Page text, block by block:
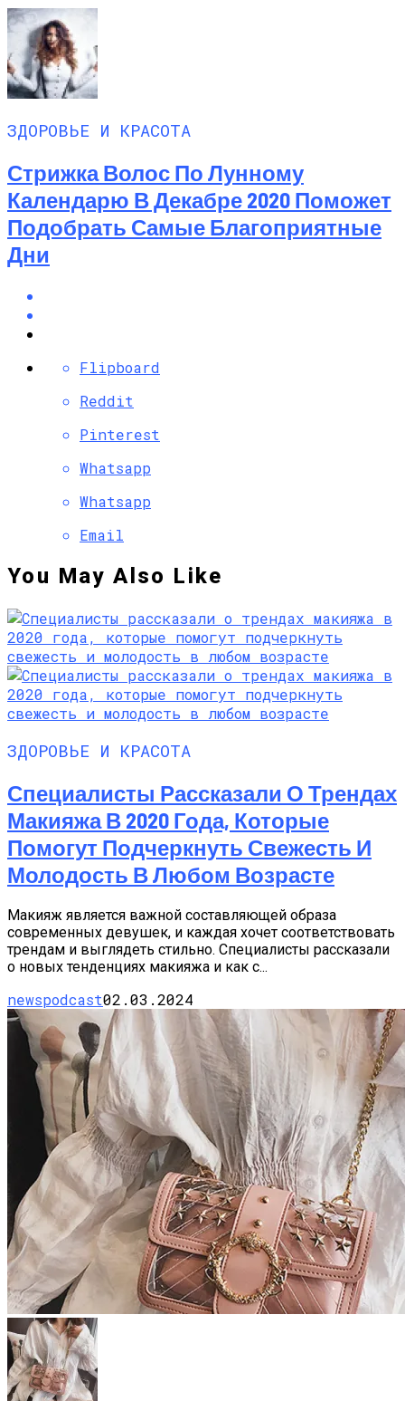
ЗДОРОВЬЕ И КРАСОТА
Стрижка Волос По Лунному
Календарю В Декабре 2020 Поможет
Подобрать Самые Благоприятные
Дни
Flipboard
Reddit
Pinterest
Whatsapp
Whatsapp
Email
You May Also Like
ЗДОРОВЬЕ И КРАСОТА
Специалисты Рассказали О Трендах
Макияжа В 2020 Года, Которые
Помогут Подчеркнуть Свежесть И
Молодость В Любом Возрасте
Макияж является важной составляющей образа
современных девушек, и каждая хочет соответствовать
трендам и выглядеть стильно. Специалисты рассказали
о новых тенденциях макияжа и как с...
newspodcast02.03.2024